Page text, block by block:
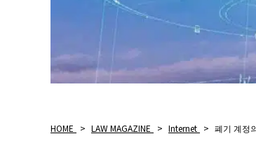
광고 리뷰
HOME > LAW MAGAZINE > Internet > 폐기 계정